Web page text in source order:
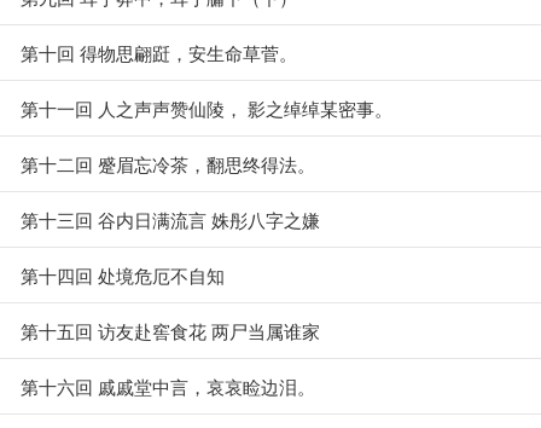
第十回 得物思翩跹，安生命草菅。
第十一回 人之声声赞仙陵， 影之绰绰某密事。
第十二回 蹙眉忘冷茶，翻思终得法。
第十三回 谷内日满流言 姝彤八字之嫌
第十四回 处境危厄不自知
第十五回 访友赴窖食花 两尸当属谁家
第十六回 戚戚堂中言，哀哀睑边泪。